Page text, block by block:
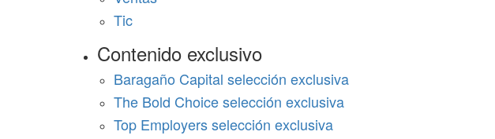
Tic
Contenido exclusivo
Baragaño Capital selección exclusiva
The Bold Choice selección exclusiva
Top Employers selección exclusiva